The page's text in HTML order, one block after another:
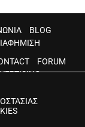
BLOG
FORUM